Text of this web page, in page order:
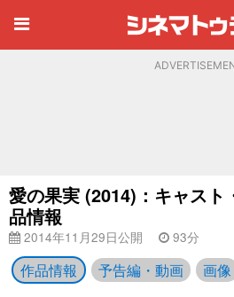
愛の果実 (2014)：キャスト
品情報
2014年11月29日公開 93分
作品情報 予告編・動画 画像